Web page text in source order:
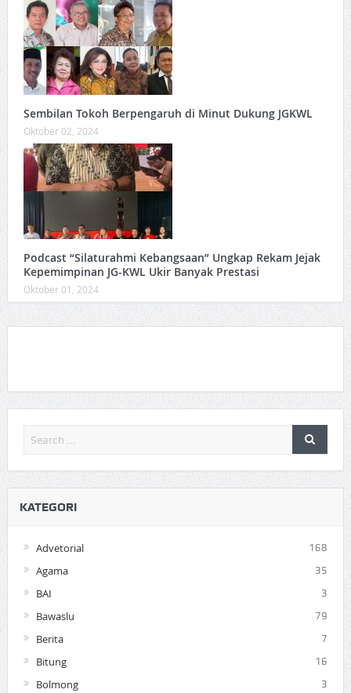
Sembilan Tokoh Berpengaruh di Minut Dukung JGKWL
Oktober 02, 2024
Podcast “Silaturahmi Kebangsaan” Ungkap Rekam Jejak
Kepemimpinan JG-KWL Ukir Banyak Prestasi
Oktober 01, 2024
KATEGORI
Advetorial 168
Agama 35
BAI 3
Bawaslu 79
Berita 7
Bitung 16
Bolmong 3